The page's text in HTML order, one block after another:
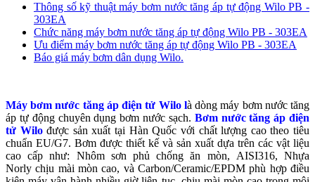
Thông số kỹ thuật máy bơm nước tăng áp tự động Wilo PB -
303EA
Chức năng máy bơm nước tăng áp tự động Wilo PB - 303EA
Ưu điểm máy bơm nước tăng áp tự động Wilo PB - 303EA
Báo giá máy bơm dân dụng Wilo.
Máy bơm nước tăng áp điện tử Wilo là dòng máy bơm nước tăng
áp tự động chuyên dụng bơm nước sạch. Bơm nước tăng áp điện
tử Wilo được sản xuất tại Hàn Quốc với chất lượng cao theo tiêu
chuẩn EU/G7. Bơm được thiết kế và sản xuất dựa trên các vật liệu
cao cấp như: Nhôm sơn phủ chống ăn mòn, AISI316, Nhựa
Norly chịu mài mòn cao, và Carbon/Ceramic/EPDM phù hợp điều